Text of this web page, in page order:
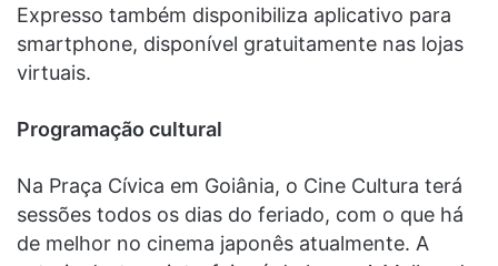
Expresso também disponibiliza aplicativo para
smartphone, disponível gratuitamente nas lojas
virtuais.
Programação cultural
Na Praça Cívica em Goiânia, o Cine Cultura terá
sessões todos os dias do feriado, com o que há
de melhor no cinema japonês atualmente. A